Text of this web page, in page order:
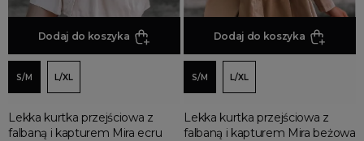
Dodaj do koszyka
S/M L/XL
Lekka kurtka przejściowa z
falbaną i kapturem Mira ecru
Dodaj do koszyka
S/M L/XL
Lekka kurtka przejściowa z
falbaną i kapturem Mira beżowa